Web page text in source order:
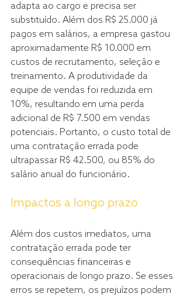
adapta ao cargo e precisa ser
substituído. Além dos R$ 25.000 já
pagos em salários, a empresa gastou
aproximadamente R$ 10.000 em
custos de recrutamento, seleção e
treinamento. A produtividade da
equipe de vendas foi reduzida em
10%, resultando em uma perda
adicional de R$ 7.500 em vendas
potenciais. Portanto, o custo total de
uma contratação errada pode
ultrapassar R$ 42.500, ou 85% do
salário anual do funcionário.
Impactos a longo prazo
Além dos custos imediatos, uma
contratação errada pode ter
consequências financeiras e
operacionais de longo prazo. Se esses
erros se repetem, os prejuízos podem